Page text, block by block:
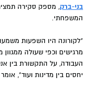
בני-ברק, מספק סקירה
המשפחתי.
"לקורונה היו השפעות
מרגישים וכפי שעולה
העבודה, על התקשורת בין
יחסים בין מדינות ועוד",